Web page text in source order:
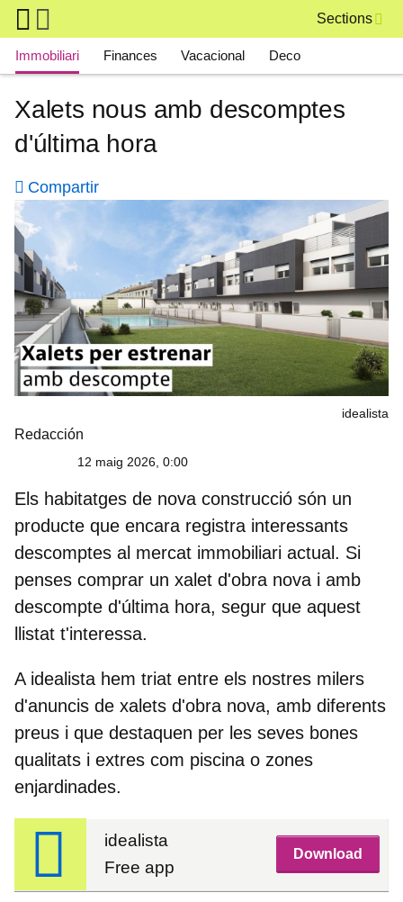
Skip to main content
Sections
Main navigation
Immobiliari Finances Vacacional Deco
Xalets nous amb descomptes
d'última hora
Compartir
idealista
Redacción
12 maig 2026, 0:00
Els habitatges de nova construcció són un
producte que encara registra interessants
descomptes al mercat immobiliari actual. Si
penses comprar un xalet d'obra nova i amb
descompte d'última hora, segur que aquest
llistat t'interessa.
A idealista hem triat entre els nostres milers
d'anuncis de xalets d'obra nova, amb diferents
preus i que destaquen per les seves bones
qualitats i extres com piscina o zones
enjardinades.
idealista
Free app
Download